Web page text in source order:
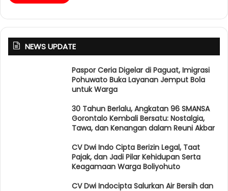
NEWS UPDATE
Paspor Ceria Digelar di Paguat, Imigrasi
Pohuwato Buka Layanan Jemput Bola
untuk Warga
30 Tahun Berlalu, Angkatan 96 SMANSA
Gorontalo Kembali Bersatu: Nostalgia,
Tawa, dan Kenangan dalam Reuni Akbar
CV Dwi Indo Cipta Berizin Legal, Taat
Pajak, dan Jadi Pilar Kehidupan Serta
Keagamaan Warga Boliyohuto
CV Dwi Indocipta Salurkan Air Bersih dan